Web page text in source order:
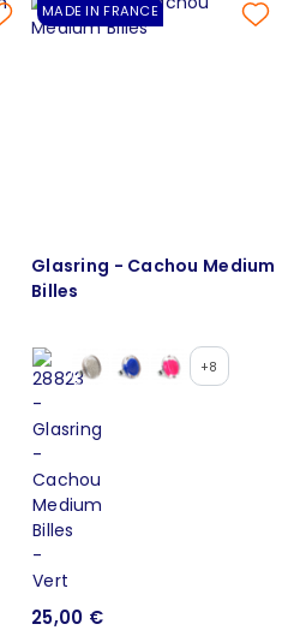
MADE IN FRANCE
Glasring - Cachou Medium
Billes
+8
25,00 €